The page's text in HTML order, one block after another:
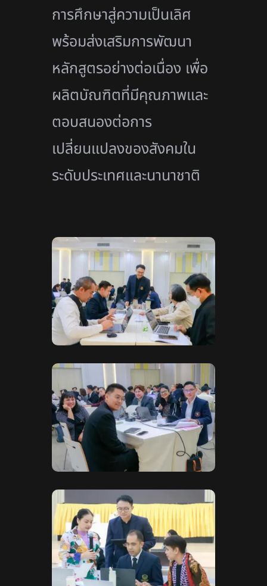
การศึกษาสู่ความเป็นเลิศ
พร้อมส่งเสริมการพัฒนา
หลักสูตรอย่างต่อเนื่อง เพื่อ
ผลิตบัณฑิตที่มีคุณภาพและ
ตอบสนองต่อการ
เปลี่ยนแปลงของสังคมใน
ระดับประเทศและนานาชาติ